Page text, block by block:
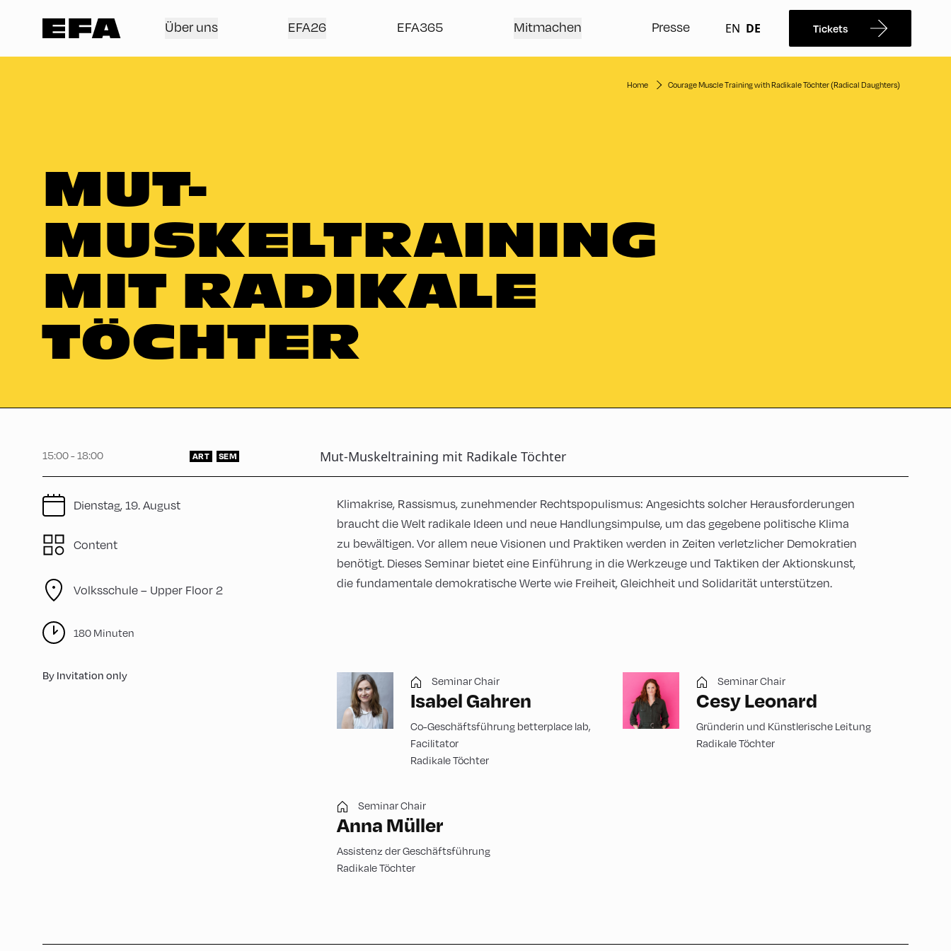
Über uns EFA26 EFA365 Mitmachen Presse EN DE Tickets
Home Courage Muscle Training with Radikale Töchter (Radical Daughters)
MUT-
MUSKELTRAINING
MIT RADIKALE
TÖCHTER
15:00 - 18:00 ART SEM Mut-Muskeltraining mit Radikale Töchter
Dienstag, 19. August
Content
Volksschule – Upper Floor 2
180 Minuten
By Invitation only
Klimakrise, Rassismus, zunehmender Rechtspopulismus: Angesichts solcher Herausforderungen
braucht die Welt radikale Ideen und neue Handlungsimpulse, um das gegebene politische Klima
zu bewältigen. Vor allem neue Visionen und Praktiken werden in Zeiten verletzlicher Demokratien
benötigt. Dieses Seminar bietet eine Einführung in die Werkzeuge und Taktiken der Aktionskunst,
die fundamentale demokratische Werte wie Freiheit, Gleichheit und Solidarität unterstützen.
Seminar Chair
Isabel Gahren
Co-Geschäftsführung betterplace lab,
Facilitator
Radikale Töchter
Seminar Chair
Cesy Leonard
Gründerin und Künstlerische Leitung
Radikale Töchter
Seminar Chair
Anna Müller
Assistenz der Geschäftsführung
Radikale Töchter